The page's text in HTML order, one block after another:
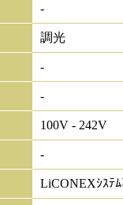
-
調光
-
-
100V - 242V
-
LiCONEXｼｽﾃ